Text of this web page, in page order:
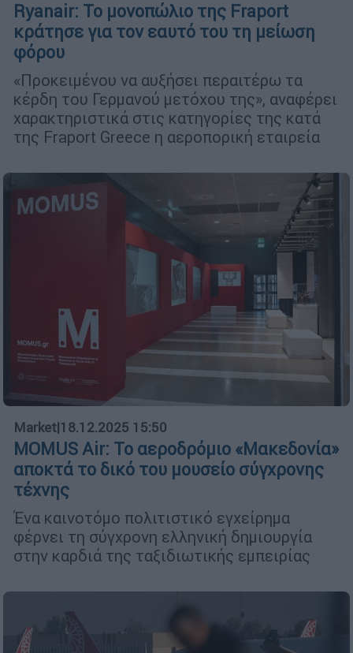
Ryanair: Το μονοπώλιο της Fraport
κράτησε για τον εαυτό του τη μείωση
φόρου
«Προκειμένου να αυξήσει περαιτέρω τα
κέρδη του Γερμανού μετόχου της», αναφέρει
χαρακτηριστικά στις κατηγορίες της κατά
της Fraport Greece η αεροπορική εταιρεία
Market|18.12.2025 15:50
MOMUS Air: Το αεροδρόμιο «Μακεδονία»
αποκτά το δικό του μουσείο σύγχρονης
τέχνης
Ένα καινοτόμο πολιτιστικό εγχείρημα
φέρνει τη σύγχρονη ελληνική δημιουργία
στην καρδιά της ταξιδιωτικής εμπειρίας